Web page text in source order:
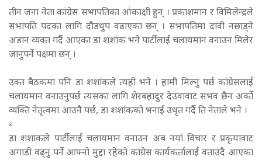
तीन जना नेता कांग्रेस सभापतिका आंकाक्षी हुन् । प्रकाशमान र विमिलेन्द्रले
सभापति पदका लागि दौडधुप वढाएका छन् । सभापतिमा दावी नछाड्ने
अडान व्यक्त गर्दै आएका डा शंशांक भने पार्टीलाई चलायमान वनाउन मिलेर
जानुपर्ने पक्षमा छन् ।
उक्त बैठकमा पनि डा शशांकले त्यही भने । हामी मिल्नु पर्छ कांग्रेसलाई
चलायमान वनाउनुपर्छ त्यसका लागि शेरबहादुर देउवावाट संभव छैन अर्को
व्यक्ति नेतृत्वमा आउनै पर्छ, डा शशांकको भनाई उधृत गर्दै ति नेताले भने ।
डा शशांकले पार्टीलाई चलायमान वनाउन अब नयां विचार र प्रकृयावाट
अगाडी वढ्नु पर्ने आफ्नो मुद्दा रहेको कांग्रेस कार्यकर्तालाई वताउंदै आएका